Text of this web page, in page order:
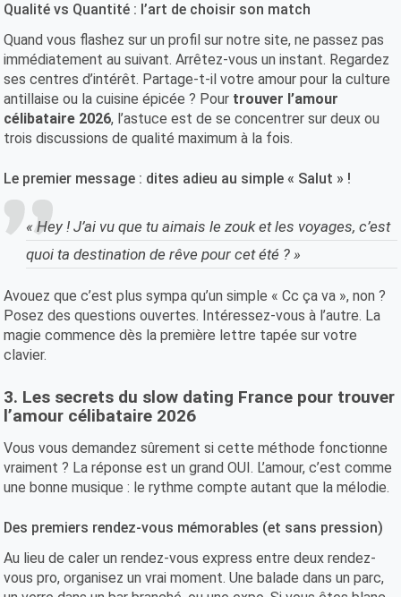
Qualité vs Quantité : l’art de choisir son match
Quand vous flashez sur un profil sur notre site, ne passez pas
immédiatement au suivant. Arrêtez-vous un instant. Regardez
ses centres d’intérêt. Partage-t-il votre amour pour la culture
antillaise ou la cuisine épicée ? Pour trouver l’amour
célibataire 2026, l’astuce est de se concentrer sur deux ou
trois discussions de qualité maximum à la fois.
Le premier message : dites adieu au simple « Salut » !
« Hey ! J’ai vu que tu aimais le zouk et les voyages, c’est
quoi ta destination de rêve pour cet été ? »
Avouez que c’est plus sympa qu’un simple « Cc ça va », non ?
Posez des questions ouvertes. Intéressez-vous à l’autre. La
magie commence dès la première lettre tapée sur votre
clavier.
3. Les secrets du slow dating France pour trouver
l’amour célibataire 2026
Vous vous demandez sûrement si cette méthode fonctionne
vraiment ? La réponse est un grand OUI. L’amour, c’est comme
une bonne musique : le rythme compte autant que la mélodie.
Des premiers rendez-vous mémorables (et sans pression)
Au lieu de caler un rendez-vous express entre deux rendez-
vous pro, organisez un vrai moment. Une balade dans un parc,